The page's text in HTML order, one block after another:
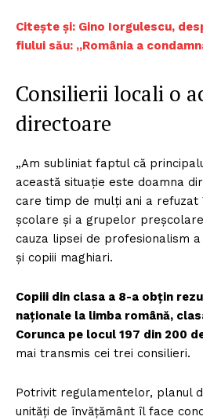
Citește și: Gino Iorgulescu,
fiului său: „România a
Consilierii locali o
directoare
„Am subliniat faptul că
această situație este doamna
care timp de mulți ani a
școlare și a grupelor
cauza lipsei de profesionalism
și copiii maghiari.
Copiii din clasa a 8-a obțin
naționale la limba română,
Corunca pe locul 197 din 200
mai transmis cei trei consilieri.
Potrivit regulamentelor, planul
unităţi de învăţământ îl face